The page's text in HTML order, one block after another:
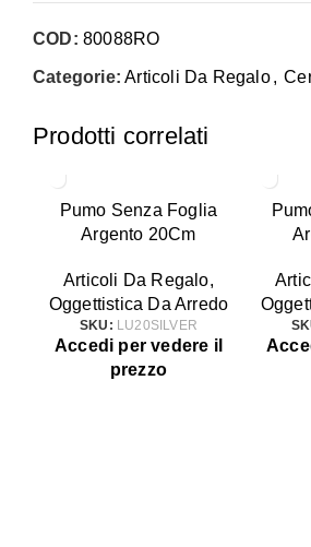
COD: 80088RO
Categorie: Articoli Da Regalo,
Prodotti correlati
Pumo Senza Foglia
Argento 20Cm
Articoli Da Regalo,
Oggettistica Da Arredo
SKU: LU20SILVER
Accedi per vedere il
prezzo